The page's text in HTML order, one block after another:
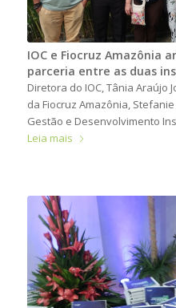
IOC e Fiocruz Amazônia
parceria entre as duas
Diretora do IOC, Tânia Araújo
da Fiocruz Amazônia,
Gestão e Desenvolvimento
Leia mais